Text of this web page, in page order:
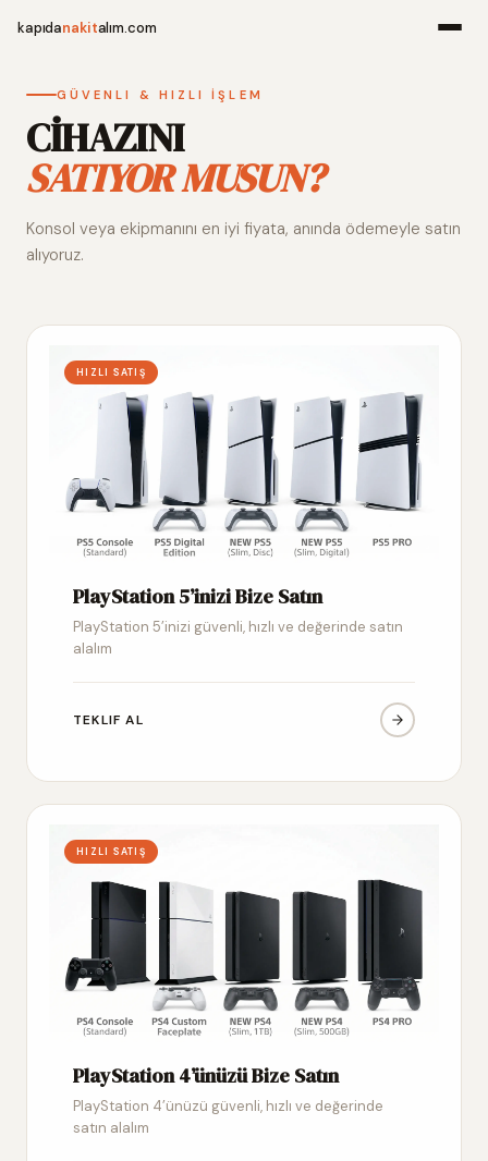
kapıdanakitalım.com
Alım
GÜVENLI & HIZLI İŞLEM
CİHAZINI
SATIYOR MUSUN?
Konsol veya ekipmanını en iyi fiyata, anında ödemeyle satın
alıyoruz.
HIZLI SATIŞ
PlayStation 5’inizi Bize Satın
PlayStation 5’inizi güvenli, hızlı ve değerinde satın
alalım
TEKLIF AL
HIZLI SATIŞ
PlayStation 4’ünüzü Bize Satın
PlayStation 4’ünüzü güvenli, hızlı ve değerinde
satın alalım